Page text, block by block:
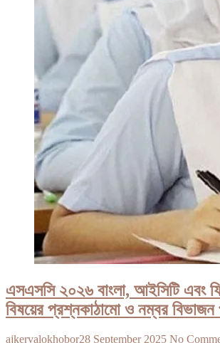
এসএসসি ২০২৬ বাংলা, আইসিটি এবং
বিষয়ের প্রশ্নকাঠামো ও নম্বর বিভাজন
ajkervalokhobor28 September 2025 No